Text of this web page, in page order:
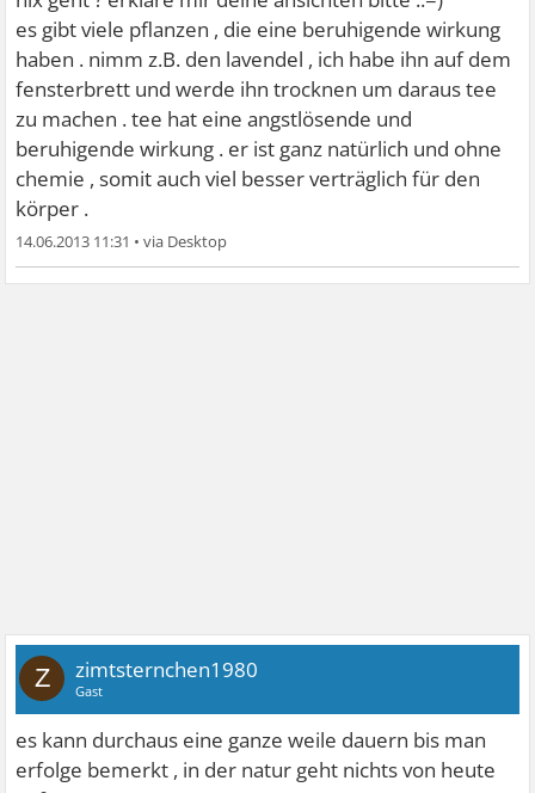
es gibt viele pflanzen , die eine beruhigende wirkung
haben . nimm z.B. den lavendel , ich habe ihn auf dem
fensterbrett und werde ihn trocknen um daraus tee
zu machen . tee hat eine angstlösende und
beruhigende wirkung . er ist ganz natürlich und ohne
chemie , somit auch viel besser verträglich für den
körper .
14.06.2013 11:31 •
Z zimtsternchen1980
Gast
es kann durchaus eine ganze weile dauern bis man
erfolge bemerkt , in der natur geht nichts von heute